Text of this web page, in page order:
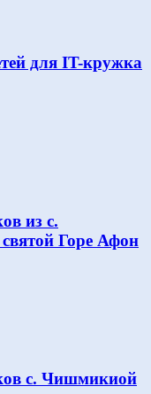
для IT-кружка
из с.
Горе Афон
с. Чишмикиой